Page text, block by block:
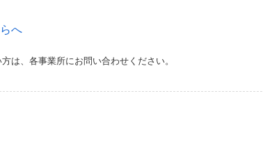
へ
は、各事業所にお問い合わせください。